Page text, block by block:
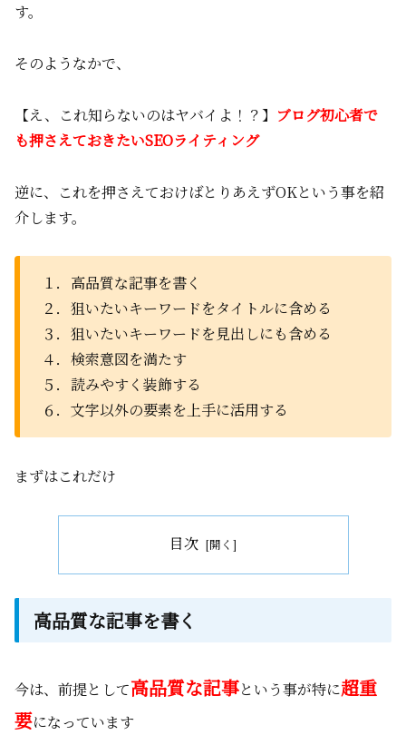
す。
そのようなかで、
【え、これ知らないのはヤバイよ！？】 ブログ初心者で
も押さえておきたいSEOライティング
逆に、これを押さえておけばとりあえずOKという事を紹
介します。
１．高品質な記事を書く
２．狙いたいキーワードをタイトルに含める
３．狙いたいキーワードを見出しにも含める
４．検索意図を満たす
５．読みやすく装飾する
６．文字以外の要素を上手に活用する
まずはこれだけ
目次
高品質な記事を書く
今は、前提として高品質な記事という事が特に超重
要になっています